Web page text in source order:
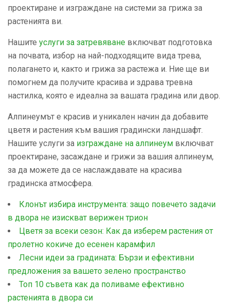
проектиране и изграждане на системи за грижа за
растенията ви.
Нашите услуги за затревяване включват подготовка
на почвата, избор на най-подходящите вида трева,
полагането и, както и грижа за растежа и. Ние ще ви
помогнем да получите красива и здрава тревна
настилка, която е идеална за вашата градина или двор.
Алпинеумът е красив и уникален начин да добавите
цветя и растения към вашия градински ландшафт.
Нашите услуги за изграждане на алпинеум включват
проектиране, засаждане и грижи за вашия алпинеум,
за да можете да се наслаждавате на красива
градинска атмосфера.
Клонът избира инструмента: защо повечето задачи
в двора не изискват верижен трион
Цветя за всеки сезон: Как да изберем растения от
пролетно кокиче до есенен карамфил
Лесни идеи за градината: Бързи и ефективни
предложения за вашето зелено пространство
Топ 10 съвета как да поливаме ефективно
растенията в двора си